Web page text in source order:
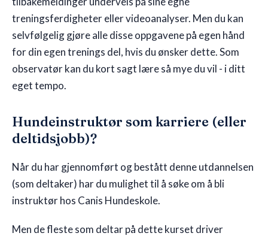
treningsferdigheter eller videoanalyser. Men du kan
selvfølgelig gjøre alle disse oppgavene på egen hånd
for din egen trenings del, hvis du ønsker dette. Som
observatør kan du kort sagt lære så mye du vil - i ditt
eget tempo.
Hundeinstruktør som karriere (eller
deltidsjobb)?
Når du har gjennomført og bestått denne utdannelsen
(som deltaker) har du mulighet til å søke om å bli
instruktør hos Canis Hundeskole.
Men de fleste som deltar på dette kurset driver